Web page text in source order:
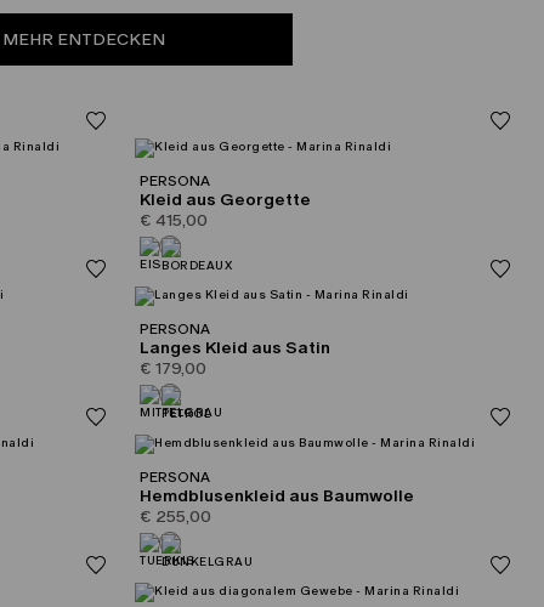
MEHR ENTDECKEN
PERSONA
Kleid aus Georgette
€ 415,00
PERSONA
Langes Kleid aus Satin
€ 179,00
PERSONA
Hemdblusenkleid aus Baumwolle
€ 255,00